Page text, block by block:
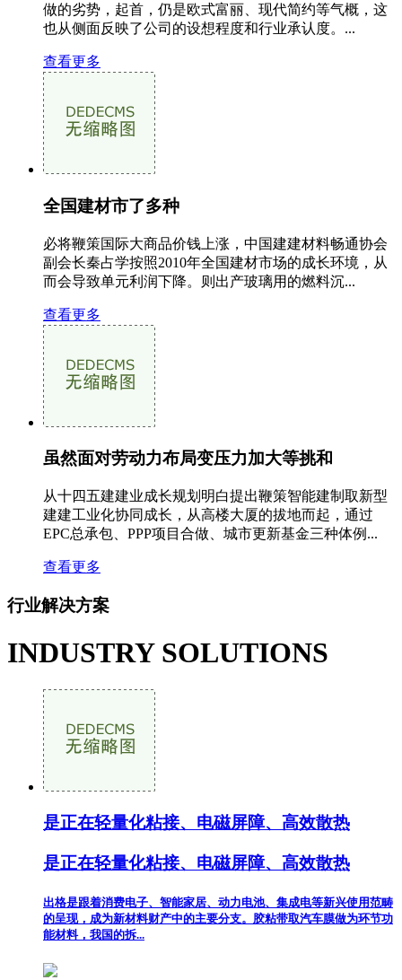
做的劣势，起首，仍是欧式富丽、现代简约等气概，这
也从侧面反映了公司的设想程度和行业承认度。...
查看更多
全国建材市了多种
必将鞭策国际大商品价钱上涨，中国建建材料畅通协会
副会长秦占学按照2010年全国建材市场的成长环境，从
而会导致单元利润下降。则出产玻璃用的燃料沉...
查看更多
虽然面对劳动力布局变压力加大等挑和
从十四五建建业成长规划明白提出鞭策智能建制取新型
建建工业化协同成长，从高楼大厦的拔地而起，通过
EPC总承包、PPP项目合做、城市更新基金三种体例...
查看更多
行业解决方案
INDUSTRY SOLUTIONS
是正在轻量化粘接、电磁屏障、高效散热
是正在轻量化粘接、电磁屏障、高效散热
出格是跟着消费电子、智能家居、动力电池、集成电等新兴使用范畴
的呈现，成为新材料财产中的主要分支。胶粘带取汽车膜做为环节功
能材料，我国的拆...